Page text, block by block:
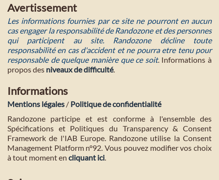
Avertissement
Les informations fournies par ce site ne pourront en aucun
cas engager la responsabilité de Randozone et des personnes
qui participent au site. Randozone décline toute
responsabilité en cas d'accident et ne pourra etre tenu pour
responsable de quelque manière que ce soit. Informations à
propos des niveaux de difficulté.
Informations
Mentions légales / Politique de confidentialité
Randozone participe et est conforme à l'ensemble des
Spécifications et Politiques du Transparency & Consent
Framework de l'IAB Europe. Randozone utilise la Consent
Management Platform n°92. Vous pouvez modifier vos choix
à tout moment en cliquant ici